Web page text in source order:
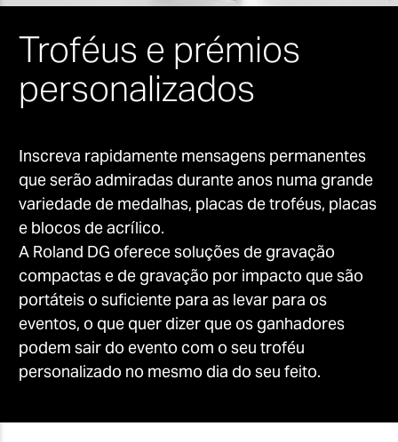
Troféus e prémios
personalizados
Inscreva rapidamente mensagens permanentes
que serão admiradas durante anos numa grande
variedade de medalhas, placas de troféus, placas
e blocos de acrílico.
A Roland DG oferece soluções de gravação
compactas e de gravação por impacto que são
portáteis o suficiente para as levar para os
eventos, o que quer dizer que os ganhadores
podem sair do evento com o seu troféu
personalizado no mesmo dia do seu feito.